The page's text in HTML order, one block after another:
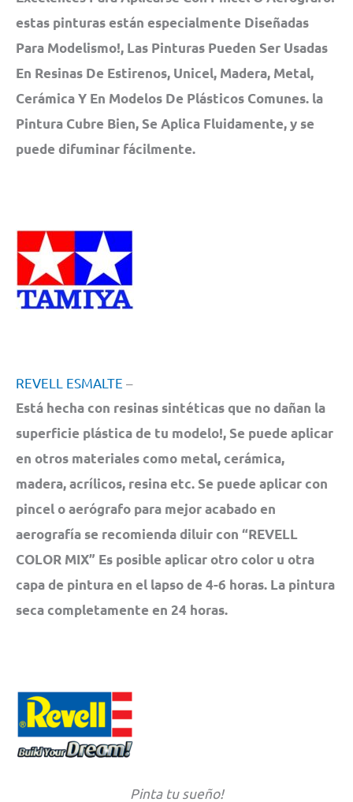
estas pinturas están especialmente Diseñadas
Para Modelismo!, Las Pinturas Pueden Ser Usadas
En Resinas De Estirenos, Unicel, Madera, Metal,
Cerámica Y En Modelos De Plásticos Comunes. la
Pintura Cubre Bien, Se Aplica Fluidamente, y se
puede difuminar fácilmente.
REVELL ESMALTE –
Está hecha con resinas sintéticas que no dañan la
superficie plástica de tu modelo!, Se puede aplicar
en otros materiales como metal, cerámica,
madera, acrílicos, resina etc. Se puede aplicar con
pincel o aerógrafo para mejor acabado en
aerografía se recomienda diluir con “REVELL
COLOR MIX” Es posible aplicar otro color u otra
capa de pintura en el lapso de 4-6 horas. La pintura
seca completamente en 24 horas.
Pinta tu sueño!